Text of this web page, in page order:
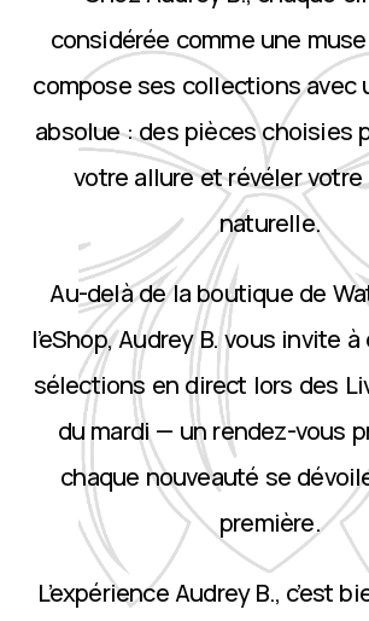
considérée comme une
compose ses collections avec
absolue : des pièces choisies
votre allure et révéler
naturelle.
Au-delà de la boutique de
l’eShop, Audrey B. vous invite
sélections en direct lors des
du mardi — un rendez-vous
chaque nouveauté se
première.
L’expérience Audrey B., c’est